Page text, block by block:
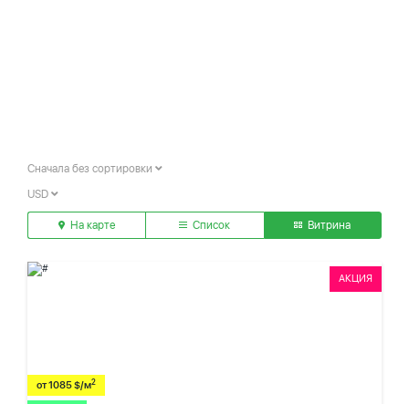
Сначала без сортировки
USD
На карте Список Витрина
АКЦИЯ
от 1085 $/м2